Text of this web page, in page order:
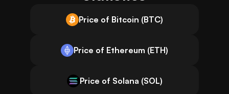
Price of Bitcoin (BTC)
Price of Ethereum (ETH)
Price of Solana (SOL)